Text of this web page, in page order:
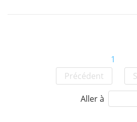
Précédent
1
Aller à